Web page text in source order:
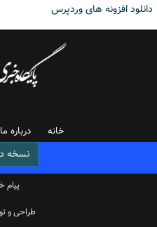
دانلود افزونه های وردپرس
خانه درباره ما
نسخه
پیام
طراحی و